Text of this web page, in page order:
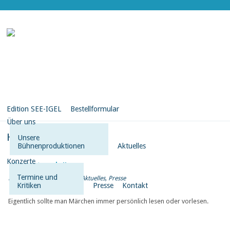
Edition SEE-IGEL
Bestellformular
Über uns
Unsere
Bühnenproduktionen
Aktuelles
Konzerte
Termine und
Kritiken
Presse Kontakt
Heideberg
Literatur hören
Posted on Jan. 16, 2016 in Aktuelles, Presse
Eigentlich sollte man Märchen immer persönlich lesen oder vorlesen.